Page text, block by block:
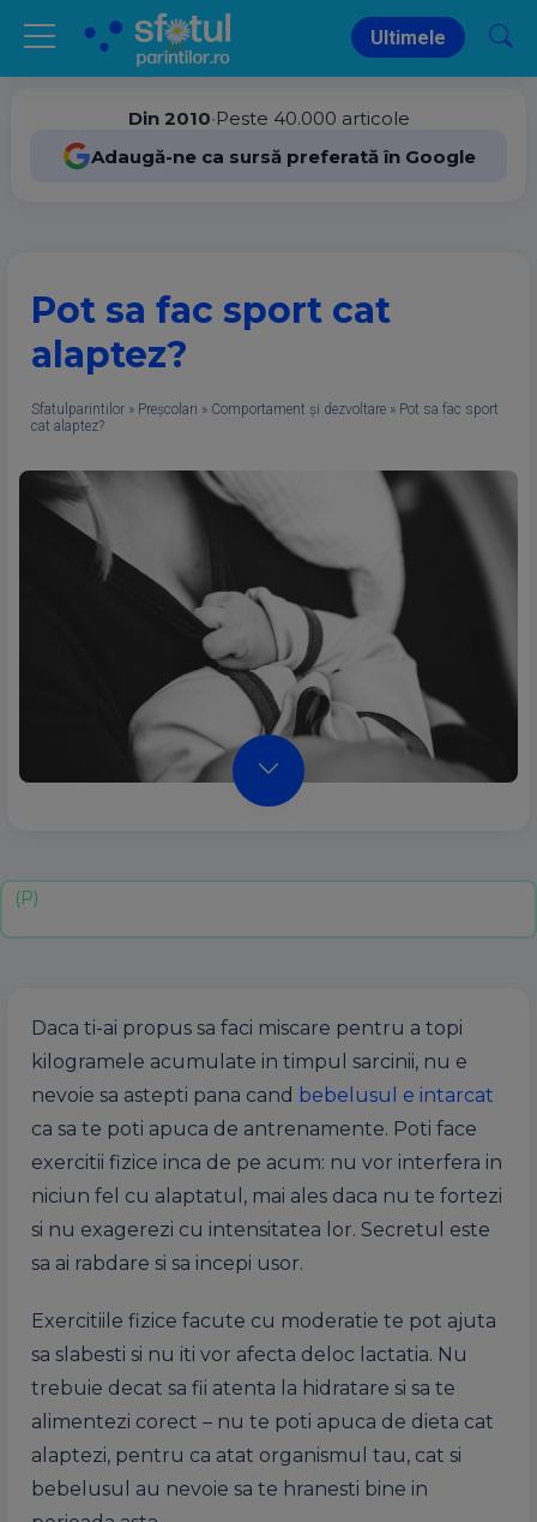
Ultimele
Din 2010•Peste 40.000 articole
Adaugă-ne ca sursă preferată în Google
Pot sa fac sport cat
alaptez?
Sfatulparintilor » Preșcolari » Comportament și dezvoltare » Pot sa fac sport
cat alaptez?
Daca ti-ai propus sa faci miscare pentru a topi
kilogramele acumulate in timpul sarcinii, nu e
nevoie sa astepti pana cand bebelusul e intarcat
ca sa te poti apuca de antrenamente. Poti face
exercitii fizice inca de pe acum: nu vor interfera in
niciun fel cu alaptatul, mai ales daca nu te fortezi
si nu exagerezi cu intensitatea lor. Secretul este
sa ai rabdare si sa incepi usor.
Exercitiile fizice facute cu moderatie te pot ajuta
sa slabesti si nu iti vor afecta deloc lactatia. Nu
trebuie decat sa fii atenta la hidratare si sa te
alimentezi corect – nu te poti apuca de dieta cat
alaptezi, pentru ca atat organismul tau, cat si
bebelusul au nevoie sa te hranesti bine in